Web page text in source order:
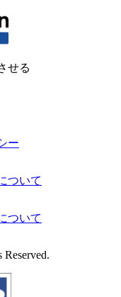
せる
ー
ついて
ついて